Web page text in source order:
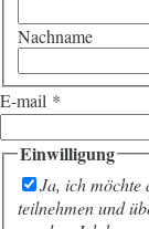
Nachname
E-mail *
Einwilligung
Ja, ich möchte
teilnehmen und